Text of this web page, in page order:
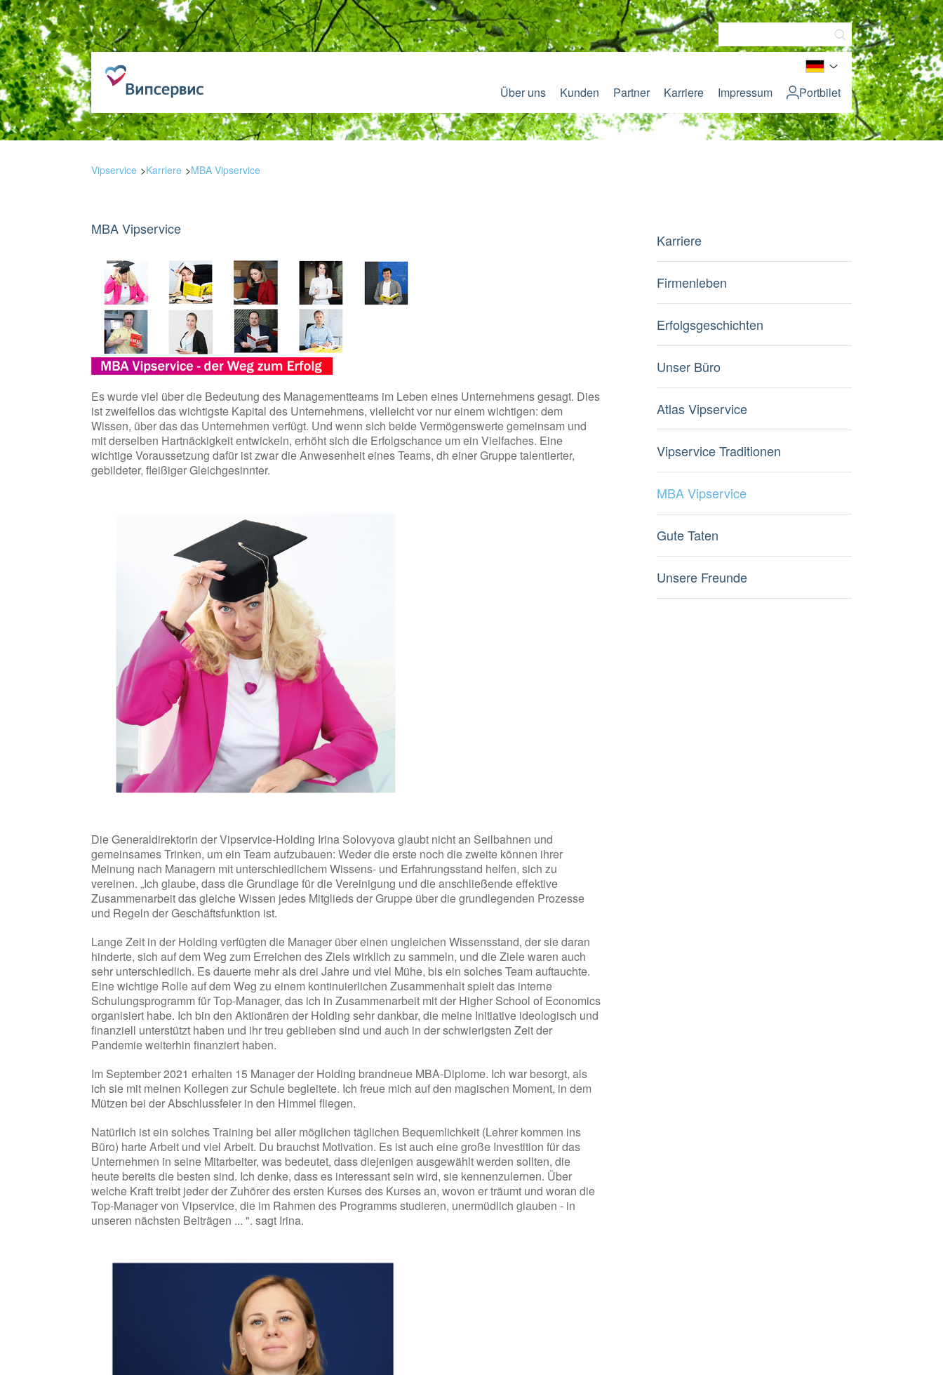
Über uns Kunden Partner Karriere Impressum Portbilet
Vipservice Karriere MBA Vipservice
MBA Vipservice
Es wurde viel über die Bedeutung des Managementteams im Leben eines Unternehmens gesagt. Dies
ist zweifellos das wichtigste Kapital des Unternehmens, vielleicht vor nur einem wichtigen: dem
Wissen, über das das Unternehmen verfügt. Und wenn sich beide Vermögenswerte gemeinsam und
mit derselben Hartnäckigkeit entwickeln, erhöht sich die Erfolgschance um ein Vielfaches. Eine
wichtige Voraussetzung dafür ist zwar die Anwesenheit eines Teams, dh einer Gruppe talentierter,
gebildeter, fleißiger Gleichgesinnter.
Die Generaldirektorin der Vipservice-Holding Irina Solovyova glaubt nicht an Seilbahnen und
gemeinsames Trinken, um ein Team aufzubauen: Weder die erste noch die zweite können ihrer
Meinung nach Managern mit unterschiedlichem Wissens- und Erfahrungsstand helfen, sich zu
vereinen. „Ich glaube, dass die Grundlage für die Vereinigung und die anschließende effektive
Zusammenarbeit das gleiche Wissen jedes Mitglieds der Gruppe über die grundlegenden Prozesse
und Regeln der Geschäftsfunktion ist.
Lange Zeit in der Holding verfügten die Manager über einen ungleichen Wissensstand, der sie daran
hinderte, sich auf dem Weg zum Erreichen des Ziels wirklich zu sammeln, und die Ziele waren auch
sehr unterschiedlich. Es dauerte mehr als drei Jahre und viel Mühe, bis ein solches Team auftauchte.
Eine wichtige Rolle auf dem Weg zu einem kontinuierlichen Zusammenhalt spielt das interne
Schulungsprogramm für Top-Manager, das ich in Zusammenarbeit mit der Higher School of Economics
organisiert habe. Ich bin den Aktionären der Holding sehr dankbar, die meine Initiative ideologisch und
finanziell unterstützt haben und ihr treu geblieben sind und auch in der schwierigsten Zeit der
Pandemie weiterhin finanziert haben.
Im September 2021 erhalten 15 Manager der Holding brandneue MBA-Diplome. Ich war besorgt, als
ich sie mit meinen Kollegen zur Schule begleitete. Ich freue mich auf den magischen Moment, in dem
Mützen bei der Abschlussfeier in den Himmel fliegen.
Natürlich ist ein solches Training bei aller möglichen täglichen Bequemlichkeit (Lehrer kommen ins
Büro) harte Arbeit und viel Arbeit. Du brauchst Motivation. Es ist auch eine große Investition für das
Unternehmen in seine Mitarbeiter, was bedeutet, dass diejenigen ausgewählt werden sollten, die
heute bereits die besten sind. Ich denke, dass es interessant sein wird, sie kennenzulernen. Über
welche Kraft treibt jeder der Zuhörer des ersten Kurses des Kurses an, wovon er träumt und woran die
Top-Manager von Vipservice, die im Rahmen des Programms studieren, unermüdlich glauben - in
unseren nächsten Beiträgen ... ". sagt Irina.
Karriere
Firmenleben
Erfolgsgeschichten
Unser Büro
Atlas Vipservice
Vipservice Traditionen
MBA Vipservice
Gute Taten
Unsere Freunde